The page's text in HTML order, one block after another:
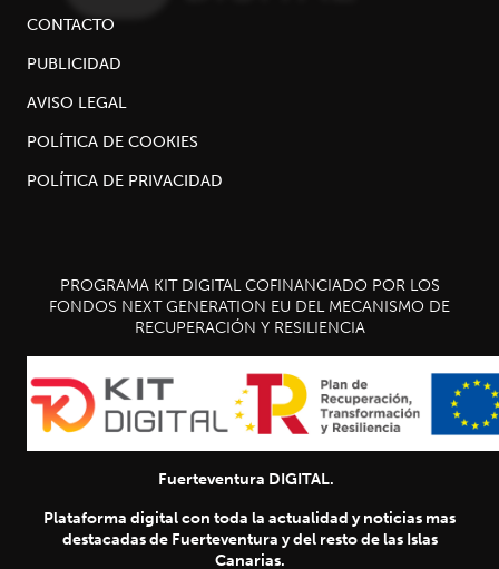
CONTACTO
PUBLICIDAD
AVISO LEGAL
POLÍTICA DE COOKIES
POLÍTICA DE PRIVACIDAD
PROGRAMA KIT DIGITAL COFINANCIADO POR LOS
FONDOS NEXT GENERATION EU DEL MECANISMO DE
RECUPERACIÓN Y RESILIENCIA
Fuerteventura DIGITAL.
Plataforma digital con toda la actualidad y noticias mas
destacadas de Fuerteventura y del resto de las Islas
Canarias.